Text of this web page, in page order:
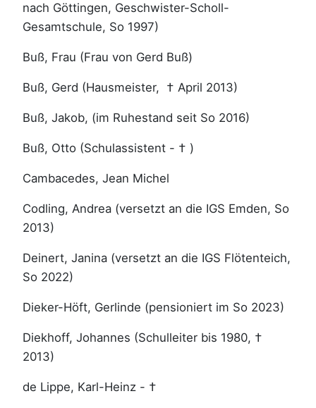
nach Göttingen, Geschwister-Scholl-
Gesamtschule, So 1997)
Buß, Frau (Frau von Gerd Buß)
Buß, Gerd (Hausmeister, † April 2013)
Buß, Jakob, (im Ruhestand seit So 2016)
Buß, Otto (Schulassistent - † )
Cambacedes, Jean Michel
Codling, Andrea (versetzt an die IGS Emden, So
2013)
Deinert, Janina (versetzt an die IGS Flötenteich,
So 2022)
Dieker-Höft, Gerlinde (pensioniert im So 2023)
Diekhoff, Johannes (Schulleiter bis 1980, †
2013)
de Lippe, Karl-Heinz - †